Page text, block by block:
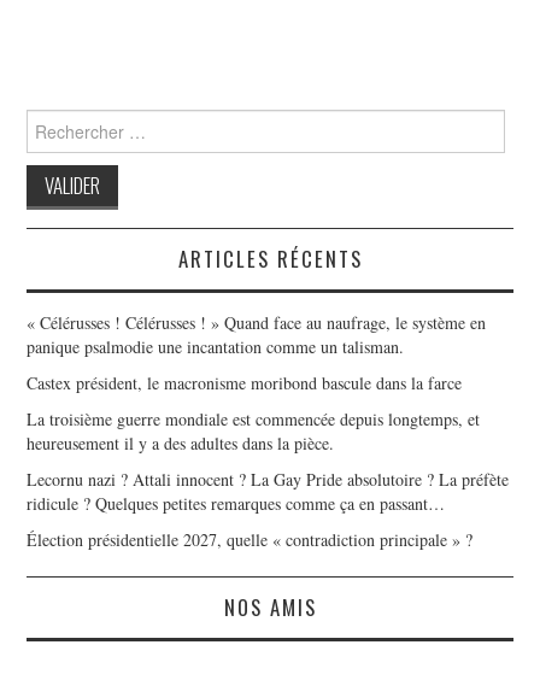
for:
ARTICLES RÉCENTS
« Célérusses ! Célérusses ! » Quand face au naufrage, le système en
panique psalmodie une incantation comme un talisman.
Castex président, le macronisme moribond bascule dans la farce
La troisième guerre mondiale est commencée depuis longtemps, et
heureusement il y a des adultes dans la pièce.
Lecornu nazi ? Attali innocent ? La Gay Pride absolutoire ? La préfète
ridicule ? Quelques petites remarques comme ça en passant…
Élection présidentielle 2027, quelle « contradiction principale » ?
NOS AMIS